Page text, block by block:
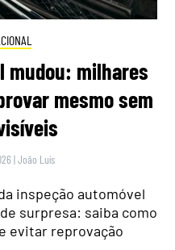
mudou: milhares
mesmo sem
|João Luís
inspeção automóvel
surpresa: saiba como
evitar reprovação